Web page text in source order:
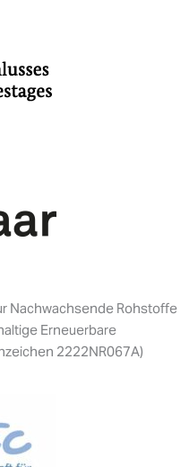
Nachwachsende Rohstoffe
Erneuerbare
2222NR067A)